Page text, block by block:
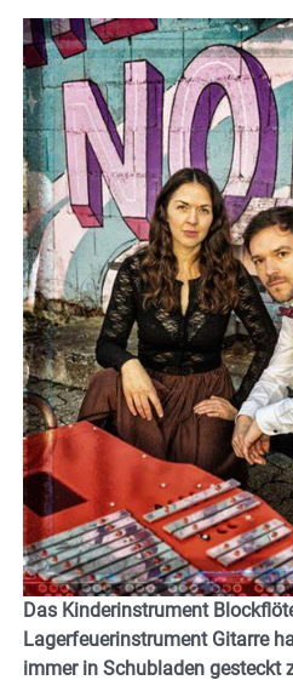
Das Kinderinstrument
Lagerfeuerinstrument Gitarre
immer in Schubladen gesteckt